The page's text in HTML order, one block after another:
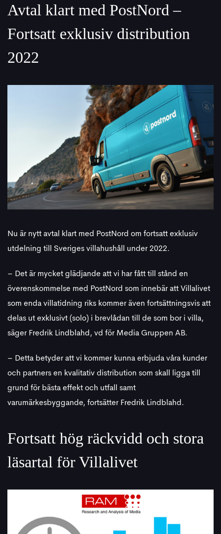
Avtal klart med PostNord –
Fortsatt exklusiv distribution
2022
Nu är nytt avtal klart med PostNord om fortsatt exklusiv
utdelning till Sveriges villahushåll under 2022.
– Det är mycket glädjande att vi har fått till stånd en
överenskommelse med PostNord som innebär att Villalivet
som enda villatidning riks kommer även fortsättningsvis att
delas ut exklusivt (solo) i brevlådan till de som bor i villa,
säger Fredrik Lindblahd, vd för Media Gruppen AB.
– Detta betyder att vi kommer kunna erbjuda våra kunder
och partners en kvalitativ distribution som skall ligga till
grund för bästa effekt och utfall samt
varumärkesbyggande, fortsätter Fredrik Lindblahd.
Fortsatt hög räckvidd och stora
läsartal för Villalivet